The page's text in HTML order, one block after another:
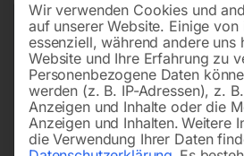
Wir verwenden Cookies und
auf unserer Website. Einige von
essenziell, während andere uns
Website und Ihre Erfahrung zu
Personenbezogene Daten
werden (z. B. IP-Adressen), z.
Anzeigen und Inhalte oder die
Anzeigen und Inhalten. Weitere
die Verwendung Ihrer Daten